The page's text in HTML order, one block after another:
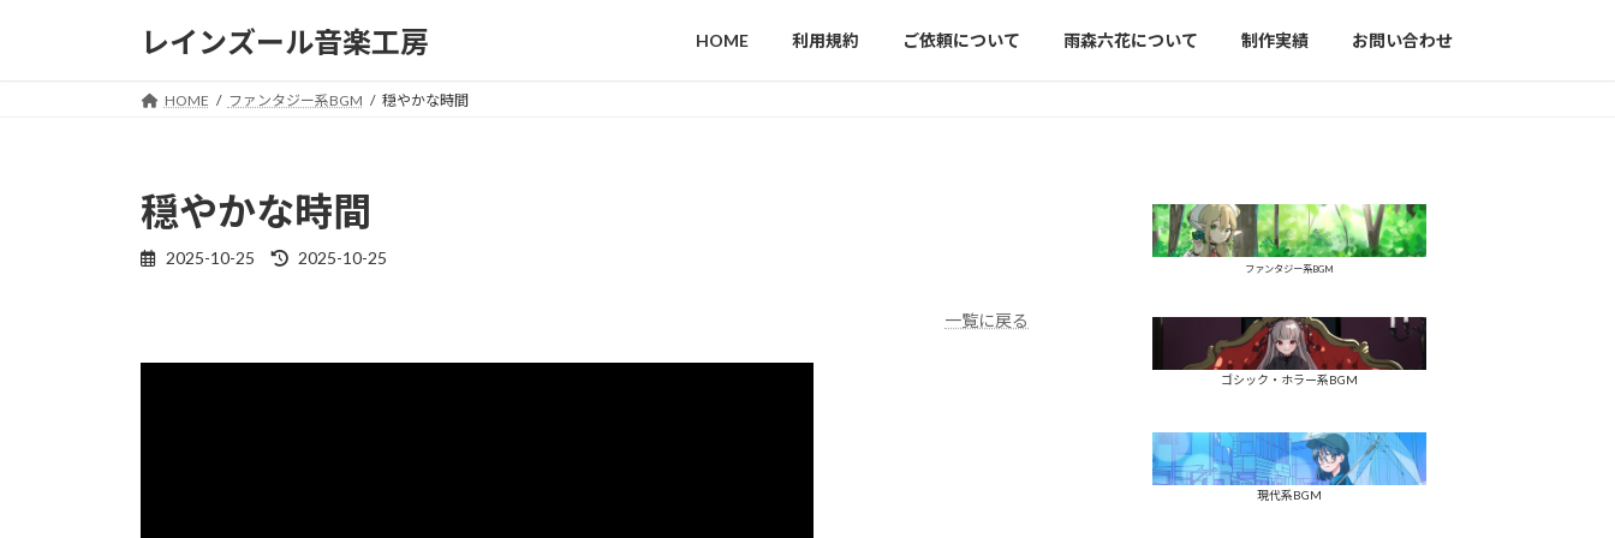
レインズール音楽工房 HOME 利用規約 ご依頼について 雨森六花について 制作実績 お問い合わせ
HOME ファンタジー系BGM 穏やかな時間
穏やかな時間
2025-10-25
最
2025-10-25
一覧に戻る
ファンタジー系BGM
ゴシック・ホラー系BGM
現代系BGM